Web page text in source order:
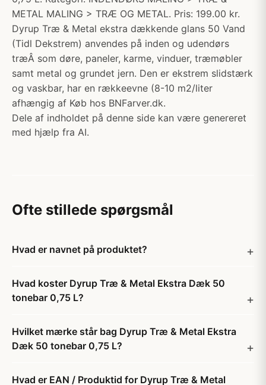
METAL MALING > TRÆ OG METAL. Pris: 199.00 kr.
Dyrup Træ & Metal ekstra dækkende glans 50 Vand
(Tidl Dekstrem) anvendes på inden og udendørs
træÂ som døre, paneler, karme, vinduer, træmøbler
samt metal og grundet jern. Den er ekstrem slidstærk
og vaskbar, har en rækkeevne (8-10 m2/liter
afhængig af Køb hos BNFarver.dk.
Dele af indholdet på denne side kan være genereret
med hjælp fra AI.
Ofte stillede spørgsmål
Hvad er navnet på produktet?
Hvad koster Dyrup Træ & Metal Ekstra Dæk 50
tonebar 0,75 L?
Hvilket mærke står bag Dyrup Træ & Metal Ekstra
Dæk 50 tonebar 0,75 L?
Hvad er EAN / Produktid for Dyrup Træ & Metal